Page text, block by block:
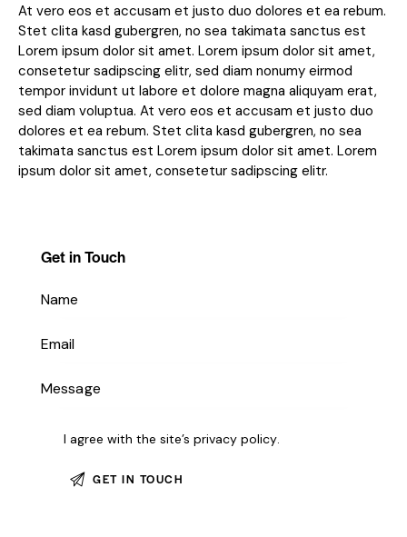
At vero eos et accusam et justo duo dolores et ea rebum.
Stet clita kasd gubergren, no sea takimata sanctus est
Lorem ipsum dolor sit amet. Lorem ipsum dolor sit amet,
consetetur sadipscing elitr, sed diam nonumy eirmod
tempor invidunt ut labore et dolore magna aliquyam erat,
sed diam voluptua. At vero eos et accusam et justo duo
dolores et ea rebum. Stet clita kasd gubergren, no sea
takimata sanctus est Lorem ipsum dolor sit amet. Lorem
ipsum dolor sit amet, consetetur sadipscing elitr.
Get in Touch
I agree with the site’sprivacy policy